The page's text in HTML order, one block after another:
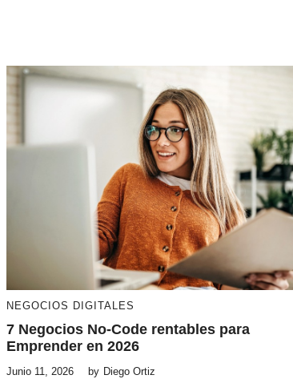
NEGOCIOS DIGITALES
7 Negocios No-Code rentables para
Emprender en 2026
Junio 11, 2026 by Diego Ortiz